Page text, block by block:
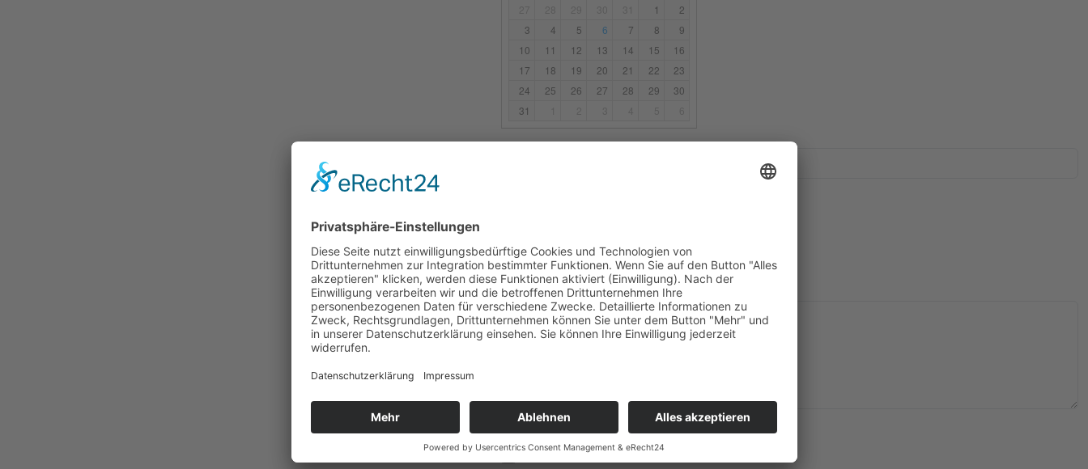
1
2
3
4 5 6 7 8
9
10
11 12 13 14 15
16
17
18 19 20 21 22
23
24
25 26 27 28 29
30
31
Location
Standesamt
Elopement
Bitte beschreibt uns kurz
Euch und Eure Hochzeit.
Stil Eurer Hochzeit
Boho/Hippie
Alternativ